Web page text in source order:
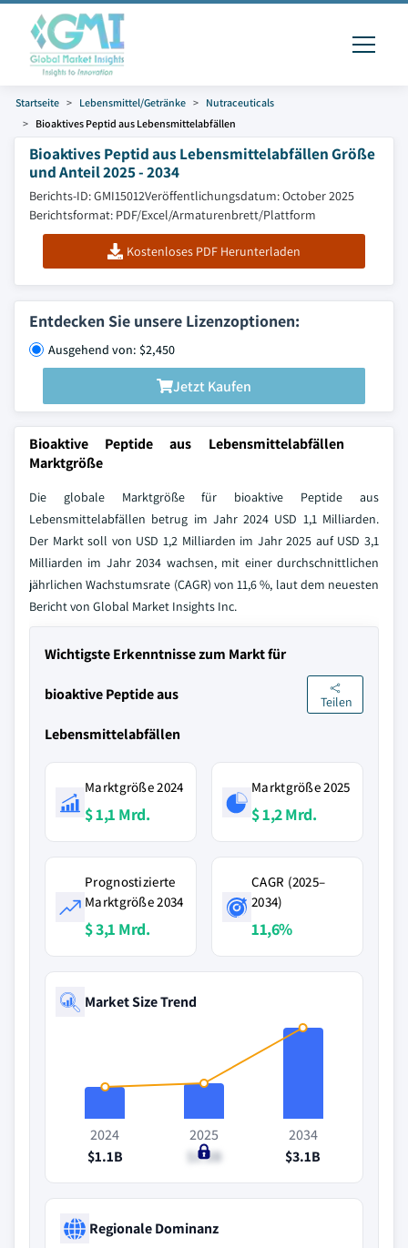
Startseite Lebensmittel/Getränke
Nutraceuticals
Bioaktives Peptid aus Lebensmittelabfällen
Bioaktives Peptid aus Lebensmittelabfällen Größe
und Anteil 2025 - 2034
Berichts-ID: GMI15012Veröffentlichungsdatum: October 2025
Berichtsformat: PDF/Excel/Armaturenbrett/Plattform
Kostenloses PDF Herunterladen
Entdecken Sie unsere Lizenzoptionen:
Ausgehend von: $2,450
Jetzt Kaufen
Bioaktive Peptide aus Lebensmittelabfällen
Marktgröße
Die globale Marktgröße für bioaktive Peptide aus
Lebensmittelabfällen betrug im Jahr 2024 USD 1,1 Milliarden.
Der Markt soll von USD 1,2 Milliarden im Jahr 2025 auf USD 3,1
Milliarden im Jahr 2034 wachsen, mit einer durchschnittlichen
jährlichen Wachstumsrate (CAGR) von 11,6 %, laut dem neuesten
Bericht von Global Market Insights Inc.
Wichtigste Erkenntnisse zum Markt für
bioaktive Peptide aus
Lebensmittelabfällen
Teilen
Marktgröße 2024
$ 1,1 Mrd.
Marktgröße 2025
$ 1,2 Mrd.
Prognostizierte
Marktgröße 2034
$ 3,1 Mrd.
CAGR (2025–
2034)
11,6%
Market Size Trend
2024
$1.1B
2025
$1.2B
2034
$3.1B
Regionale Dominanz